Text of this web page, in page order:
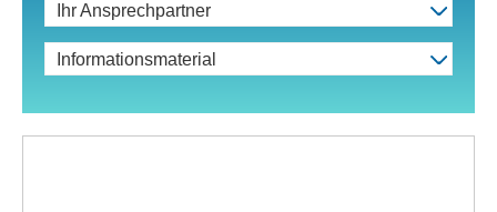
Ihr Ansprechpartner
Informationsmaterial